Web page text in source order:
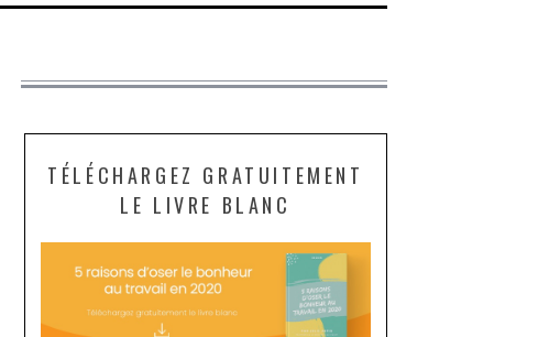
TÉLÉCHARGEZ GRATUITEMENT
LE LIVRE BLANC